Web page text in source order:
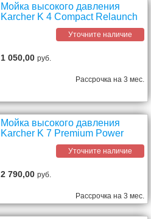
Мойка высокого давления
Karcher K 4 Compact Relaunch
Уточните наличие
1 050,00руб.
Рассрочка на 3 мес.
Мойка высокого давления
Karcher K 7 Premium Power
Уточните наличие
2 790,00руб.
Рассрочка на 3 мес.